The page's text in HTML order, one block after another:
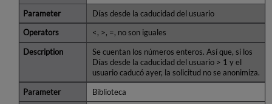
Días desde la caducidad del usuario
<, >, =, no son iguales
Se cuentan los números enteros. Así que, si los
Días desde la caducidad del usuario > 1 y el
usuario caducó ayer, la solicitud no se anonimiza.
Biblioteca